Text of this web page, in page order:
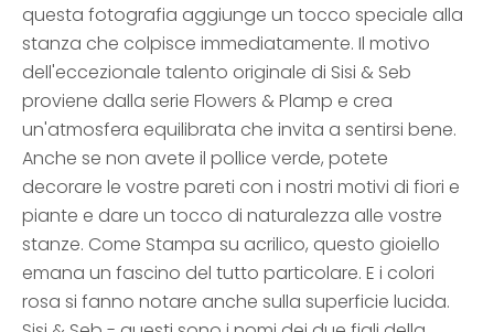
questa fotografia aggiunge un tocco speciale alla
stanza che colpisce immediatamente. Il motivo
dell'eccezionale talento originale di Sisi & Seb
proviene dalla serie Flowers & Plamp e crea
un'atmosfera equilibrata che invita a sentirsi bene.
Anche se non avete il pollice verde, potete
decorare le vostre pareti con i nostri motivi di fiori e
piante e dare un tocco di naturalezza alle vostre
stanze. Come Stampa su acrilico, questo gioiello
emana un fascino del tutto particolare. E i colori
rosa si fanno notare anche sulla superficie lucida.